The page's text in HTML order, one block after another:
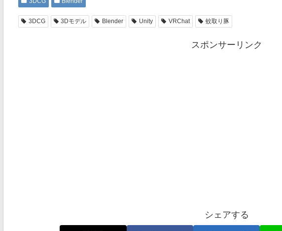
3DCG 3Dモデル Blender Unity VRChat 蚊取り豚
スポンサーリンク
シェアする